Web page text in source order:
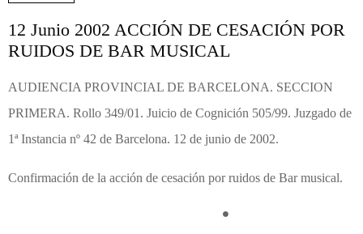
12 Junio 2002 ACCIÓN DE CESACIÓN POR
RUIDOS DE BAR MUSICAL
AUDIENCIA PROVINCIAL DE BARCELONA. SECCION
PRIMERA. Rollo 349/01. Juicio de Cognición 505/99. Juzgado de
1ª Instancia nº 42 de Barcelona. 12 de junio de 2002.
Confirmación de la acción de cesación por ruidos de Bar musical.